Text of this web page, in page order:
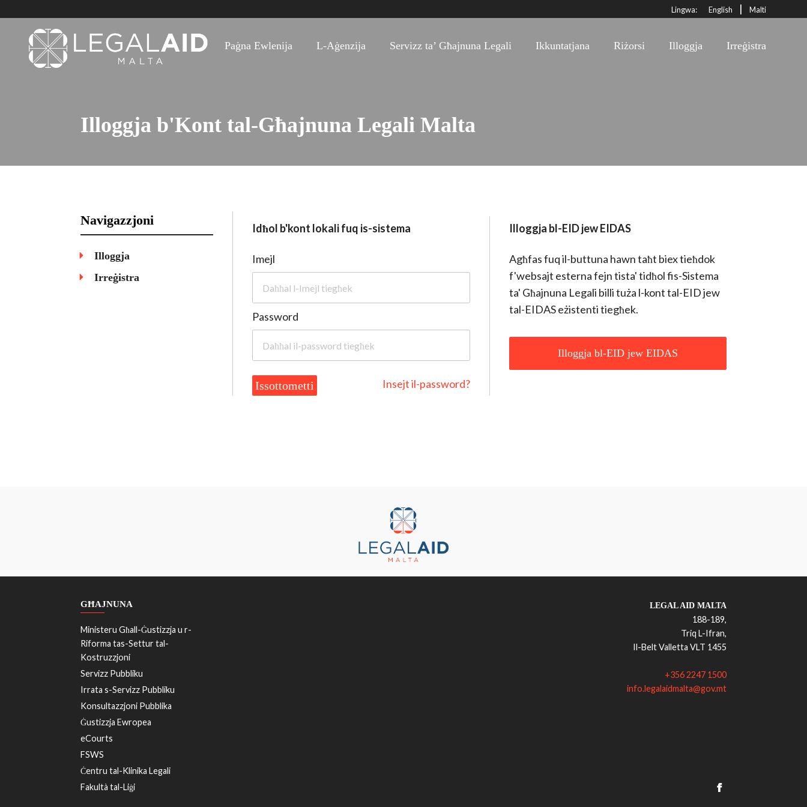
Lingwa: English | Malti
Paġna Ewlenija L-Aġenzija Servizz ta’ Għajnuna Legali Ikkuntatjana Riżorsi Illoggja Irreġistra
Illoggja b'Kont tal-Għajnuna Legali Malta
Navigazzjoni
Illoggja
Irreġistra
Idħol b'kont lokali fuq is-sistema
Imejl
Password
Insejt il-password?
Illoggja bl-EID jew EIDAS
Agħfas fuq il-buttuna hawn taħt biex tieħdok
f'websajt esterna fejn tista' tidħol fis-Sistema
ta' Għajnuna Legali billi tuża l-kont tal-EID jew
tal-EIDAS eżistenti tiegħek.
GĦAJNUNA
Ministeru Għall-Ġustizzja u r-
Riforma tas-Settur tal-
Kostruzzjoni
Servizz Pubbliku
Irrata s-Servizz Pubbliku
Konsultazzjoni Pubblika
Ġustizzja Ewropea
eCourts
FSWS
Ċentru tal-Klinika Legali
Fakultà tal-Liġi
LEGAL AID MALTA
188-189,
Triq L-Ifran,
Il-Belt Valletta VLT 1455
+356 2247 1500
​info.legalaidmalta@gov.mt